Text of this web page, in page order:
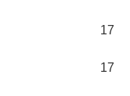
17
17